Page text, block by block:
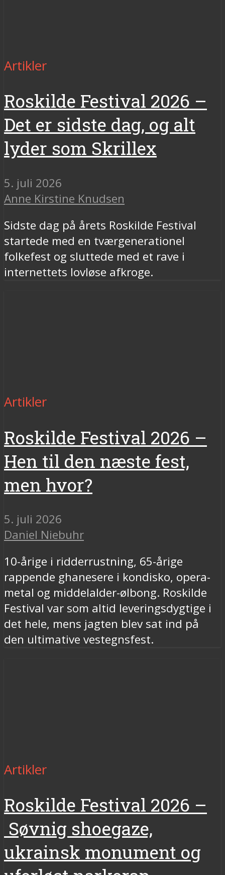
Artikler
Roskilde Festival 2026 –
Det er sidste dag, og alt
lyder som Skrillex
5. juli 2026
Anne Kirstine Knudsen
Sidste dag på årets Roskilde Festival
startede med en tværgenerationel
folkefest og sluttede med et rave i
internettets lovløse afkroge.
Artikler
Roskilde Festival 2026 –
Hen til den næste fest,
men hvor?
5. juli 2026
Daniel Niebuhr
10-årige i ridderrustning, 65-årige
rappende ghanesere i kondisko, opera-
metal og middelalder-ølbong. Roskilde
Festival var som altid leveringsdygtige i
det hele, mens jagten blev sat ind på
den ultimative vestegnsfest.
Artikler
Roskilde Festival 2026 –
Søvnig shoegaze,
ukrainsk monument og